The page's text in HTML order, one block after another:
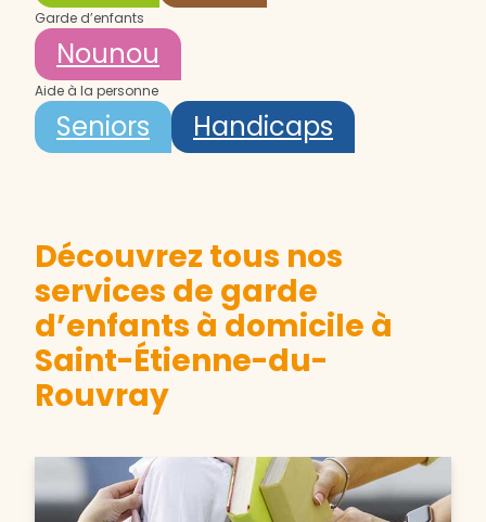
Garde d’enfants
Nounou
Aide à la personne
Seniors Handicaps
Découvrez tous nos
services de garde
d’enfants à domicile à
Saint-Étienne-du-
Rouvray